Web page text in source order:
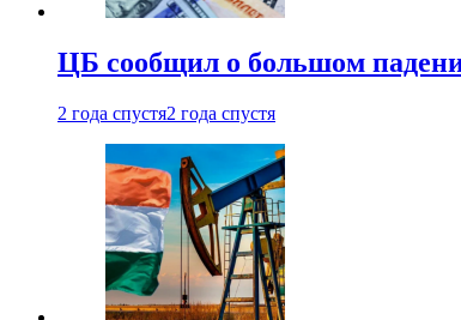
ЦБ сообщил о большом
2 года спустя2 года спустя